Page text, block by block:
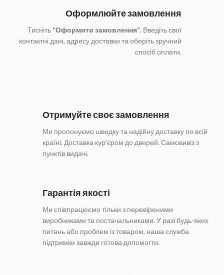
Оформлюйте замовлення
Тисніть “Оформити замовлення”. Введіть свої
контактні дані, адресу доставки та оберіть зручний
спосіб оплати.
Отримуйте своє замовлення
Ми пропонуємо швидку та надійну доставку по всій
країні. Доставка кур’єром до дверей. Самовивіз з
пунктів видачі.
Гарантія якості
Ми співпрацюємо тільки з перевіреними
виробниками та постачальниками. У разі будь-яких
питань або проблем із товаром, наша служба
підтримки завжди готова допомогти.